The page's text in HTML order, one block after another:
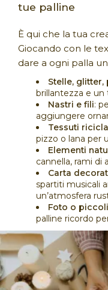
tue palline
È qui che la tua
Giocando con le
dare a ogni palla
Stelle, glitter,
brillantezza e
Nastri e fili:
aggiungere
Tessuti
pizzo o lana per
Elementi
cannella, rami di
Carta
spartiti musicali
un’atmosfera
Foto o
palline ricordo